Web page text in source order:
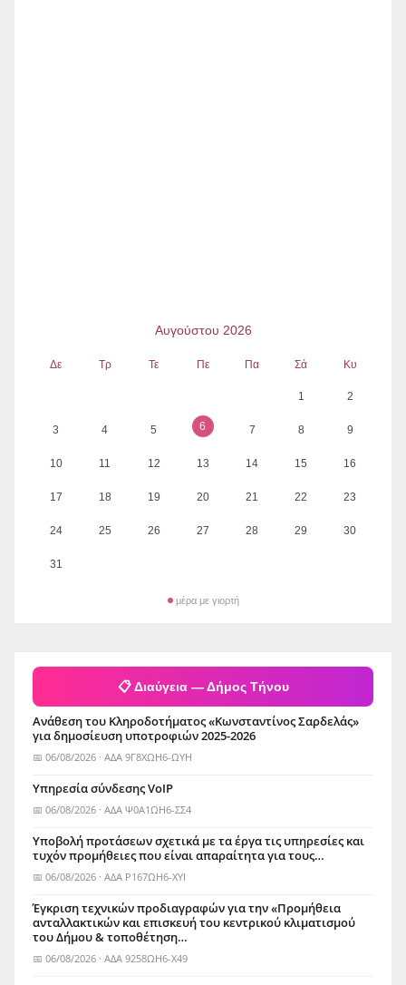
Αυγούστου 2026
Δε Τρ Τε Πε Πα Σά Κυ
1 2
3 4 5 6 7 8 9
10 11 12 13 14 15 16
17 18 19 20 21 22 23
24 25 26 27 28 29 30
31
μέρα με γιορτή
📋 Διαύγεια — Δήμος Τήνου
Ανάθεση του Κληροδοτήματος «Κωνσταντίνος Σαρδελάς»
για δημοσίευση υποτροφιών 2025-2026
📅 06/08/2026 · ΑΔΑ 9Γ8ΧΩΗ6-ΩΥΗ
Yπηρεσία σύνδεσης VoIP
📅 06/08/2026 · ΑΔΑ Ψ0Α1ΩΗ6-ΣΣ4
Υποβολή προτάσεων σχετικά με τα έργα τις υπηρεσίες και
τυχόν προμήθειες που είναι απαραίτητα για τους…
📅 06/08/2026 · ΑΔΑ Ρ167ΩΗ6-ΧΥΙ
Έγκριση τεχνικών προδιαγραφών για την «Προμήθεια
ανταλλακτικών και επισκευή του κεντρικού κλιματισμού
του Δήμου & τοποθέτηση…
📅 06/08/2026 · ΑΔΑ 9258ΩΗ6-Χ49